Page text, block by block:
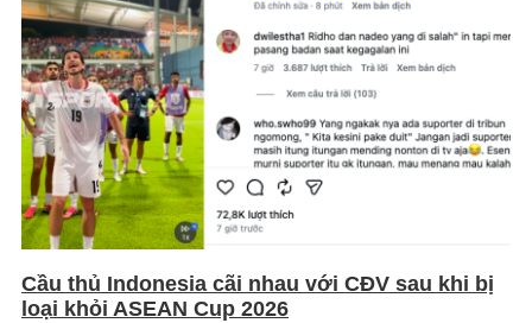
Cầu thủ Indonesia cãi nhau với CĐV sau khi bị
loại khỏi ASEAN Cup 2026